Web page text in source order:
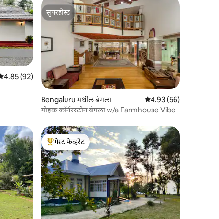
पैकी 4.85 सरासरी रेटिंग, 92 रिव्ह्यूज
4.85 (92)
सुपरहोस्ट
सुपरहोस्ट
Bengaluru मधील बंगला 5 पैकी 4.93 सरासरी रेटिंग,
4.93 (56)
मोहक कॉर्नरस्टोन बंगला w/a Farmhouse Vibe
टॉप गेस्ट फेव्हरेट
गेस्ट फेव्हरेट